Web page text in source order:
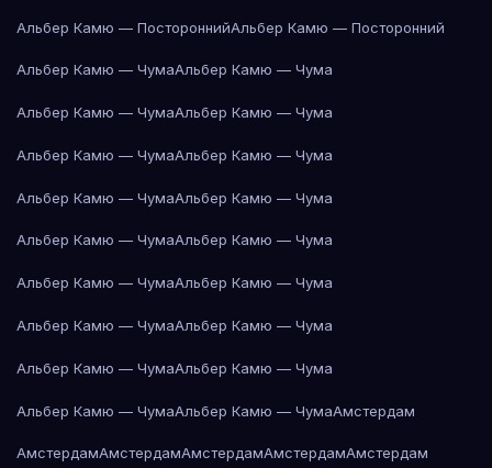
Альбер Камю — ПостороннийАльбер Камю — Посторонний
Альбер Камю — ЧумаАльбер Камю — Чума
Альбер Камю — ЧумаАльбер Камю — Чума
Альбер Камю — ЧумаАльбер Камю — Чума
Альбер Камю — ЧумаАльбер Камю — Чума
Альбер Камю — ЧумаАльбер Камю — Чума
Альбер Камю — ЧумаАльбер Камю — Чума
Альбер Камю — ЧумаАльбер Камю — Чума
Альбер Камю — ЧумаАльбер Камю — Чума
Альбер Камю — ЧумаАльбер Камю — ЧумаАмстердам
АмстердамАмстердамАмстердамАмстердамАмстердам